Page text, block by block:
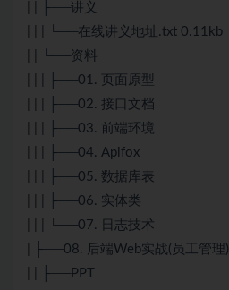
| | ├──讲义
| | | └──在线讲义地址.txt 0.11kb
| | └──资料
| | | ├──01. 页面原型
| | | ├──02. 接口文档
| | | ├──03. 前端环境
| | | ├──04. Apifox
| | | ├──05. 数据库表
| | | ├──06. 实体类
| | | └──07. 日志技术
| ├──08. 后端Web实战(员工管理)
| | ├──PPT